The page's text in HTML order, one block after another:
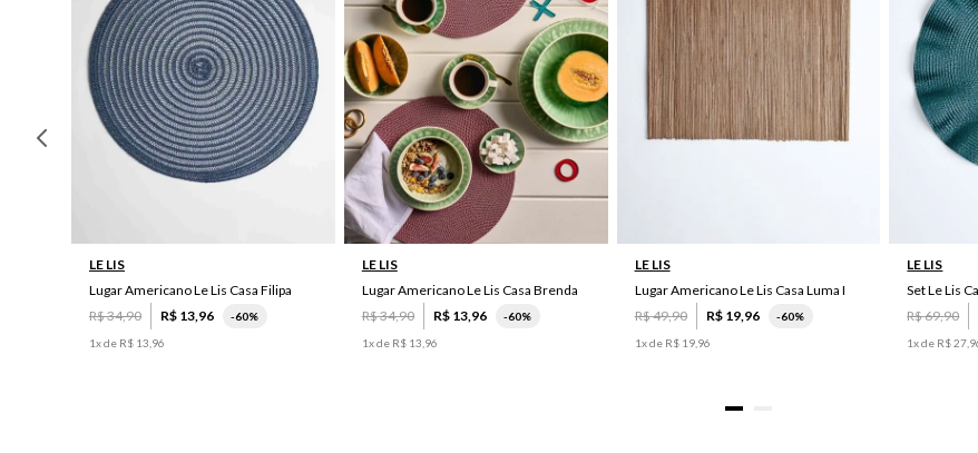
LE LIS
Lugar Americano Le Lis Casa Filipa
R$34,90 R$ 13,96 -60%
1x de R$ 13 96
UN
LE LIS
Lugar Americano Le Lis Casa Brenda
R$34,90 R$ 13,96 -60%
1x de R$ 13 96
LE LIS
Lugar Americano Le Lis Casa Luma I
R$49,90 R$ 19,96 -60%
1x de R$ 19, 96
LE LIS
R$69,90
1x de R$27